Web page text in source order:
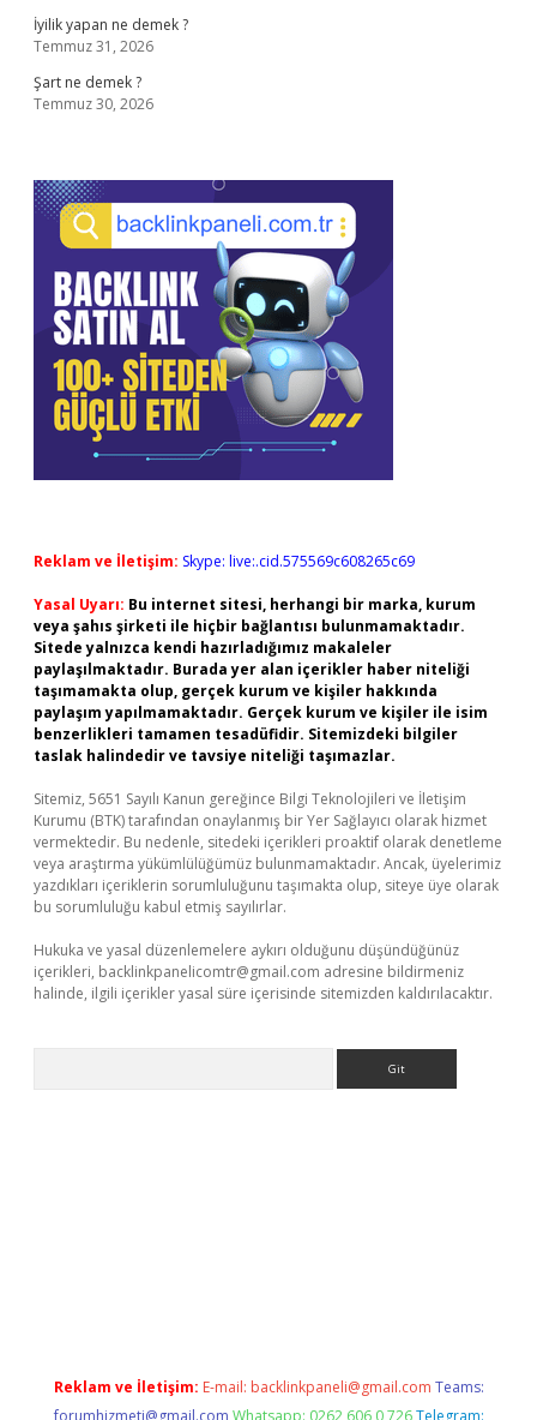
İyilik yapan ne demek ?
Temmuz 31, 2026
Şart ne demek ?
Temmuz 30, 2026
Reklam ve İletişim: Skype: live:.cid.575569c608265c69
Yasal Uyarı: Bu internet sitesi, herhangi bir marka, kurum
veya şahıs şirketi ile hiçbir bağlantısı bulunmamaktadır.
Sitede yalnızca kendi hazırladığımız makaleler
paylaşılmaktadır. Burada yer alan içerikler haber niteliği
taşımamakta olup, gerçek kurum ve kişiler hakkında
paylaşım yapılmamaktadır. Gerçek kurum ve kişiler ile isim
benzerlikleri tamamen tesadüfidir. Sitemizdeki bilgiler
taslak halindedir ve tavsiye niteliği taşımazlar.
Sitemiz, 5651 Sayılı Kanun gereğince Bilgi Teknolojileri ve İletişim
Kurumu (BTK) tarafından onaylanmış bir Yer Sağlayıcı olarak hizmet
vermektedir. Bu nedenle, sitedeki içerikleri proaktif olarak denetleme
veya araştırma yükümlülüğümüz bulunmamaktadır. Ancak, üyelerimiz
yazdıkları içeriklerin sorumluluğunu taşımakta olup, siteye üye olarak
bu sorumluluğu kabul etmiş sayılırlar.
Hukuka ve yasal düzenlemelere aykırı olduğunu düşündüğünüz
içerikleri, backlinkpanelicomtr@gmail.com adresine bildirmeniz
halinde, ilgili içerikler yasal süre içerisinde sitemizden kaldırılacaktır.
Reklam ve İletişim: E-mail: backlinkpaneli@gmail.com Teams:
forumhizmeti@gmail.com Whatsapp: 0262 606 0 726 Telegram: